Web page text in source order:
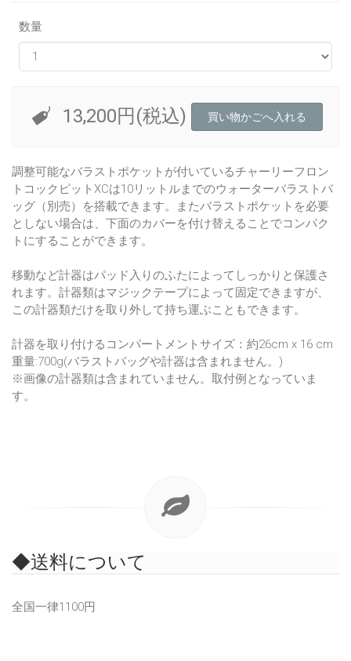
数量
13,200円(税込)
調整可能なバラストポケットが付いているチャーリーフロン
トコックピットXCは10リットルまでのウォーターバラストバ
ッグ（別売）を搭載できます。またバラストポケットを必要
としない場合は、下面のカバーを付け替えることでコンパク
トにすることができます。
移動など計器はパッド入りのふたによってしっかりと保護さ
れます。計器類はマジックテープによって固定できますが、
この計器類だけを取り外して持ち運ぶこともできます。
計器を取り付けるコンパートメントサイズ：約26cm x 16 cm
重量:700g(バラストバッグや計器は含まれません。)
※画像の計器類は含まれていません。取付例となっていま
す。
◆送料について
全国一律1100円